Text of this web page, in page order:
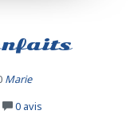
Marie
0 avis